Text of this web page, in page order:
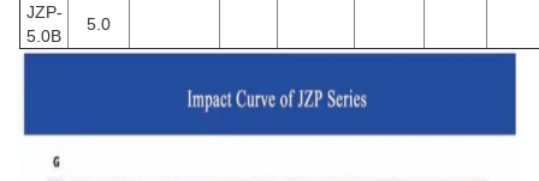
JZP-
5.0B
5.0